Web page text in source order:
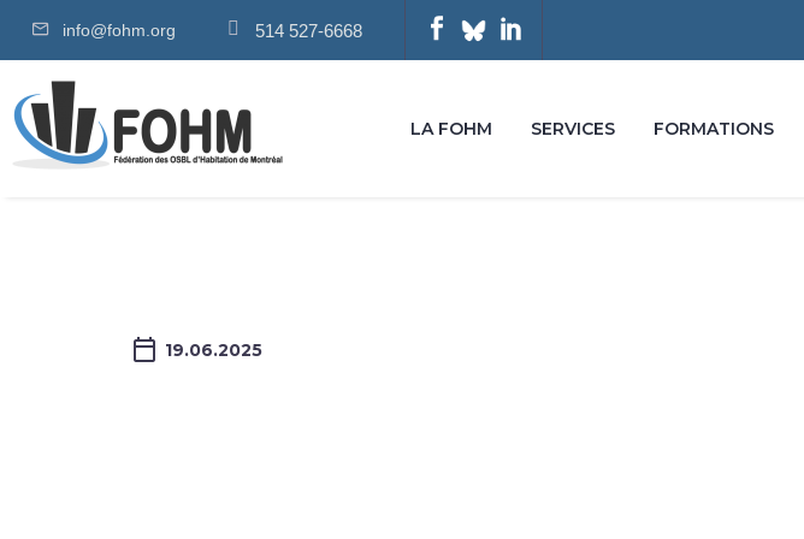
info@fohm.org 514 527-6668
LA FOHM SERVICES FORMATIONS
19.06.2025